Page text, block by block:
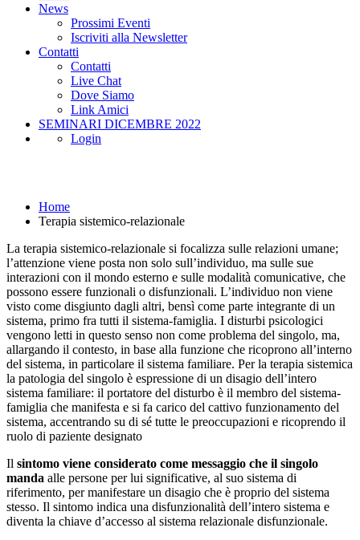
News
Prossimi Eventi
Iscriviti alla Newsletter
Contatti
Contatti
Live Chat
Dove Siamo
Link Amici
SEMINARI DICEMBRE 2022
Login
Home
Terapia sistemico-relazionale
La terapia sistemico-relazionale si focalizza sulle relazioni umane;
l’attenzione viene posta non solo sull’individuo, ma sulle sue
interazioni con il mondo esterno e sulle modalità comunicative, che
possono essere funzionali o disfunzionali. L’individuo non viene
visto come disgiunto dagli altri, bensì come parte integrante di un
sistema, primo fra tutti il sistema-famiglia. I disturbi psicologici
vengono letti in questo senso non come problema del singolo, ma,
allargando il contesto, in base alla funzione che ricoprono all’interno
del sistema, in particolare il sistema familiare. Per la terapia sistemica
la patologia del singolo è espressione di un disagio dell’intero
sistema familiare: il portatore del disturbo è il membro del sistema-
famiglia che manifesta e si fa carico del cattivo funzionamento del
sistema, accentrando su di sé tutte le preoccupazioni e ricoprendo il
ruolo di paziente designato
Il sintomo viene considerato come messaggio che il singolo
manda alle persone per lui significative, al suo sistema di
riferimento, per manifestare un disagio che è proprio del sistema
stesso. Il sintomo indica una disfunzionalità dell’intero sistema e
diventa la chiave d’accesso al sistema relazionale disfunzionale.